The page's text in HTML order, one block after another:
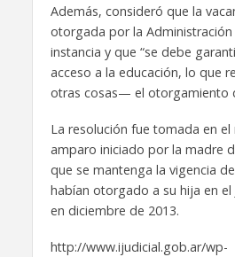
Además, consideró que la
otorgada por la Administración
instancia y que “se debe
acceso a la educación, lo que
otras cosas— el otorgamiento
La resolución fue tomada en el
amparo iniciado por la madre
que se mantenga la vigencia
habían otorgado a su hija en el
en diciembre de 2013.
http://www.ijudicial.gob.ar/wp-